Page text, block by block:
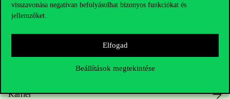
visszavonása negatívan befolyásolhat bizonyos funkciókat és
jellemzőket.
Elfogad
Beállítások megtekintése
Nyitvatartás
Karrier